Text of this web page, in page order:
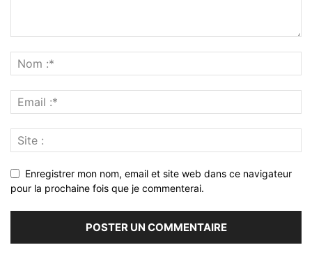
Enregistrer mon nom, email et site web dans ce navigateur
pour la prochaine fois que je commenterai.